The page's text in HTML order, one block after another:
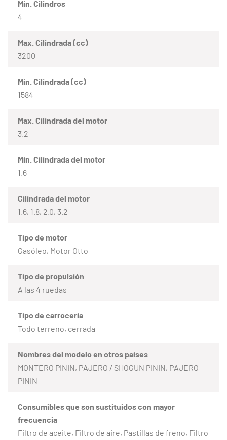
Mín. Cilindros
4
Max. Cilindrada (cc)
3200
Mín. Cilindrada (cc)
1584
Max. Cilindrada del motor
3.2
Mín. Cilindrada del motor
1.6
Cilindrada del motor
1.6, 1.8, 2.0, 3.2
Tipo de motor
Gasóleo, Motor Otto
Tipo de propulsión
A las 4 ruedas
Tipo de carrocería
Todo terreno, cerrada
Nombres del modelo en otros países
MONTERO PININ, PAJERO / SHOGUN PININ, PAJERO
PININ
Consumibles que son sustituidos con mayor
frecuencia
Filtro de aceite, Filtro de aire, Pastillas de freno, Filtro